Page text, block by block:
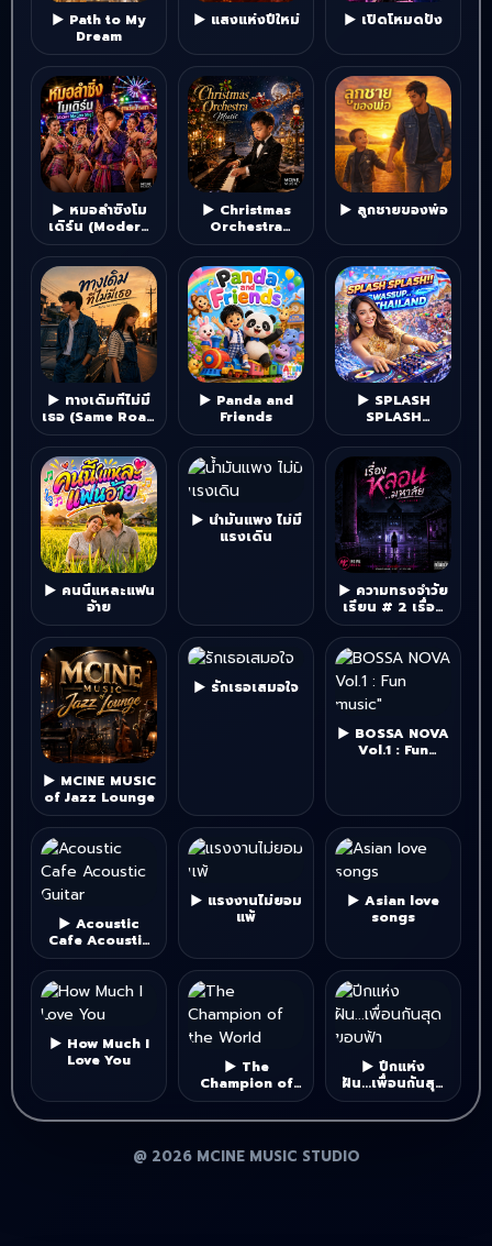
▶ Path to My
Dream
▶ แสงแห่งปีใหม่ ▶ เปิดโหมดปัง
▶ หมอลำซิ่งโม
เดิร์น (Modern
Mo Lam Sing)
▶ Christmas
Orchestra
Music
▶ ลูกชายของพ่อ
▶ ทางเดิมที่ไม่มี
เธอ (Same Road
Without You)
▶ Panda and
Friends
▶ SPLASH
SPLASH
WASSUP
THAILAND
▶ คนนี้แหละแฟน
อ้าย
▶ น้ำมันแพง ไม่มี
แรงเดิน
▶ ความทรงจำวัย
เรียน # 2 เรื่อง
หลอน...มหาลัย
▶ MCINE MUSIC
of Jazz Lounge
▶ รักเธอเสมอใจ
▶ BOSSA NOVA
Vol.1 : Fun
▶ Acoustic
Cafe Acoustic
Guitar
▶ แรงงานไม่ยอม
แพ้
▶ Asian love
songs
▶ How Much I
Love You
▶ The
Champion of
the World
▶ ปีกแห่ง
ฝัน...เพื่อนกันสุด
ขอบฟ้า
@ 2026 MCINE MUSIC STUDIO